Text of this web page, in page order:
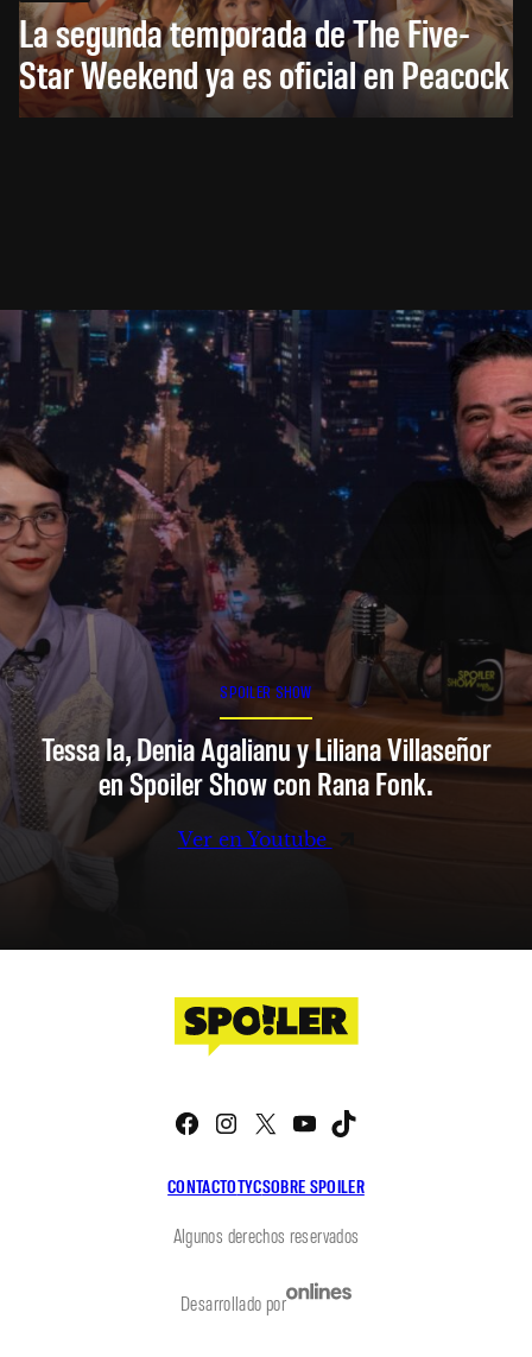
La segunda temporada de The Five-
Star Weekend ya es oficial en Peacock
SPOILER SHOW
Tessa Ia, Denia Agalianu y Liliana Villaseñor
en Spoiler Show con Rana Fonk.
Ver en Youtube
CONTACTOTYCSOBRE SPOILER
Facebook
Instagram
X YouTube
Algunos derechos reservados
Desarrollado por